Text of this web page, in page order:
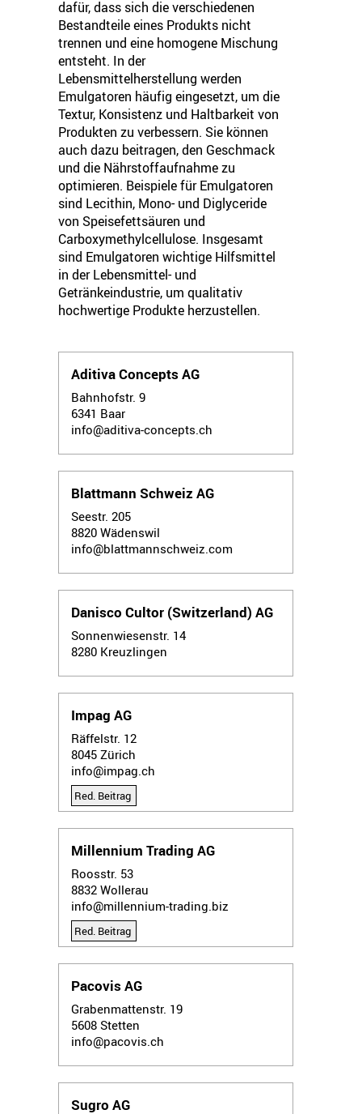
dafür, dass sich die verschiedenen
Bestandteile eines Produkts nicht
trennen und eine homogene Mischung
entsteht. In der
Lebensmittelherstellung werden
Emulgatoren häufig eingesetzt, um die
Textur, Konsistenz und Haltbarkeit von
Produkten zu verbessern. Sie können
auch dazu beitragen, den Geschmack
und die Nährstoffaufnahme zu
optimieren. Beispiele für Emulgatoren
sind Lecithin, Mono- und Diglyceride
von Speisefettsäuren und
Carboxymethylcellulose. Insgesamt
sind Emulgatoren wichtige Hilfsmittel
in der Lebensmittel- und
Getränkeindustrie, um qualitativ
hochwertige Produkte herzustellen.
Aditiva Concepts AG
Bahnhofstr. 9
6341 Baar
info@aditiva-concepts.ch
Blattmann Schweiz AG
Seestr. 205
8820 Wädenswil
info@blattmannschweiz.com
Danisco Cultor (Switzerland) AG
Sonnenwiesenstr. 14
8280 Kreuzlingen
Impag AG
Räffelstr. 12
8045 Zürich
info@impag.ch
Red. Beitrag
Millennium Trading AG
Roosstr. 53
8832 Wollerau
info@millennium-trading.biz
Red. Beitrag
Pacovis AG
Grabenmattenstr. 19
5608 Stetten
info@pacovis.ch
Sugro AG